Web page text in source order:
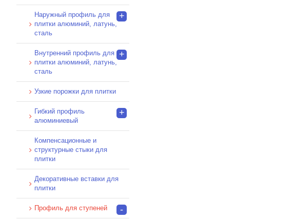
Наружный профиль для
плитки алюминий, латунь,
сталь
+
Внутренний профиль для
плитки алюминий, латунь,
сталь
+
Узкие порожки для плитки
Гибкий профиль
алюминиевый
+
Компенсационные и
структурные стыки для
плитки
Декоративные вставки для
плитки
Профиль для ступеней -